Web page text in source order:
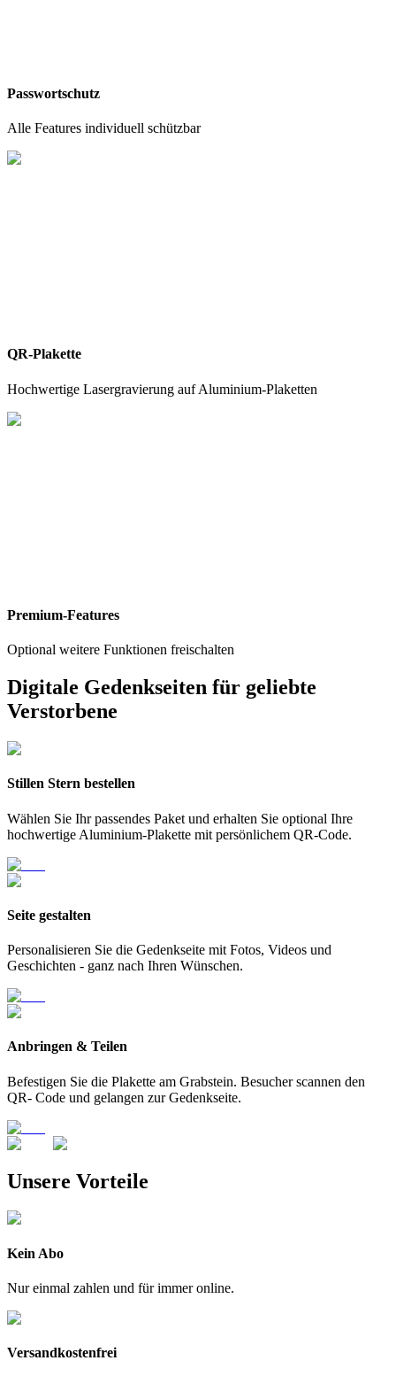
Passwortschutz
Alle Features individuell schützbar
QR-Plakette
Hochwertige Lasergravierung auf Aluminium-Plaketten
Premium-Features
Optional weitere Funktionen freischalten
Digitale Gedenkseiten für geliebte
Verstorbene
Stillen Stern bestellen
Wählen Sie Ihr passendes Paket und erhalten Sie optional Ihre
hochwertige Aluminium-Plakette mit persönlichem QR-Code.
Seite gestalten
Personalisieren Sie die Gedenkseite mit Fotos, Videos und
Geschichten - ganz nach Ihren Wünschen.
Anbringen & Teilen
Befestigen Sie die Plakette am Grabstein. Besucher scannen den
QR- Code und gelangen zur Gedenkseite.
Unsere Vorteile
Kein Abo
Nur einmal zahlen und für immer online.
Versandkostenfrei